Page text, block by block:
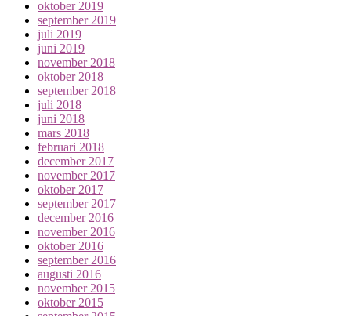
oktober 2019
september 2019
juli 2019
juni 2019
november 2018
oktober 2018
september 2018
juli 2018
juni 2018
mars 2018
februari 2018
december 2017
november 2017
oktober 2017
september 2017
december 2016
november 2016
oktober 2016
september 2016
augusti 2016
november 2015
oktober 2015